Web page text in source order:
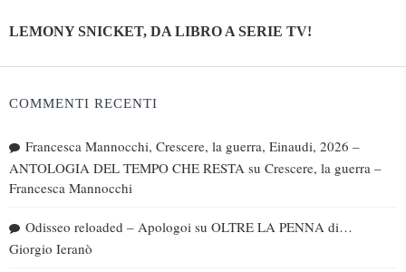
LEMONY SNICKET, DA LIBRO A SERIE TV!
COMMENTI RECENTI
Francesca Mannocchi, Crescere, la guerra, Einaudi, 2026 –
ANTOLOGIA DEL TEMPO CHE RESTA su Crescere, la guerra –
Francesca Mannocchi
Odisseo reloaded – Apologoi su OLTRE LA PENNA di…
Giorgio Ieranò